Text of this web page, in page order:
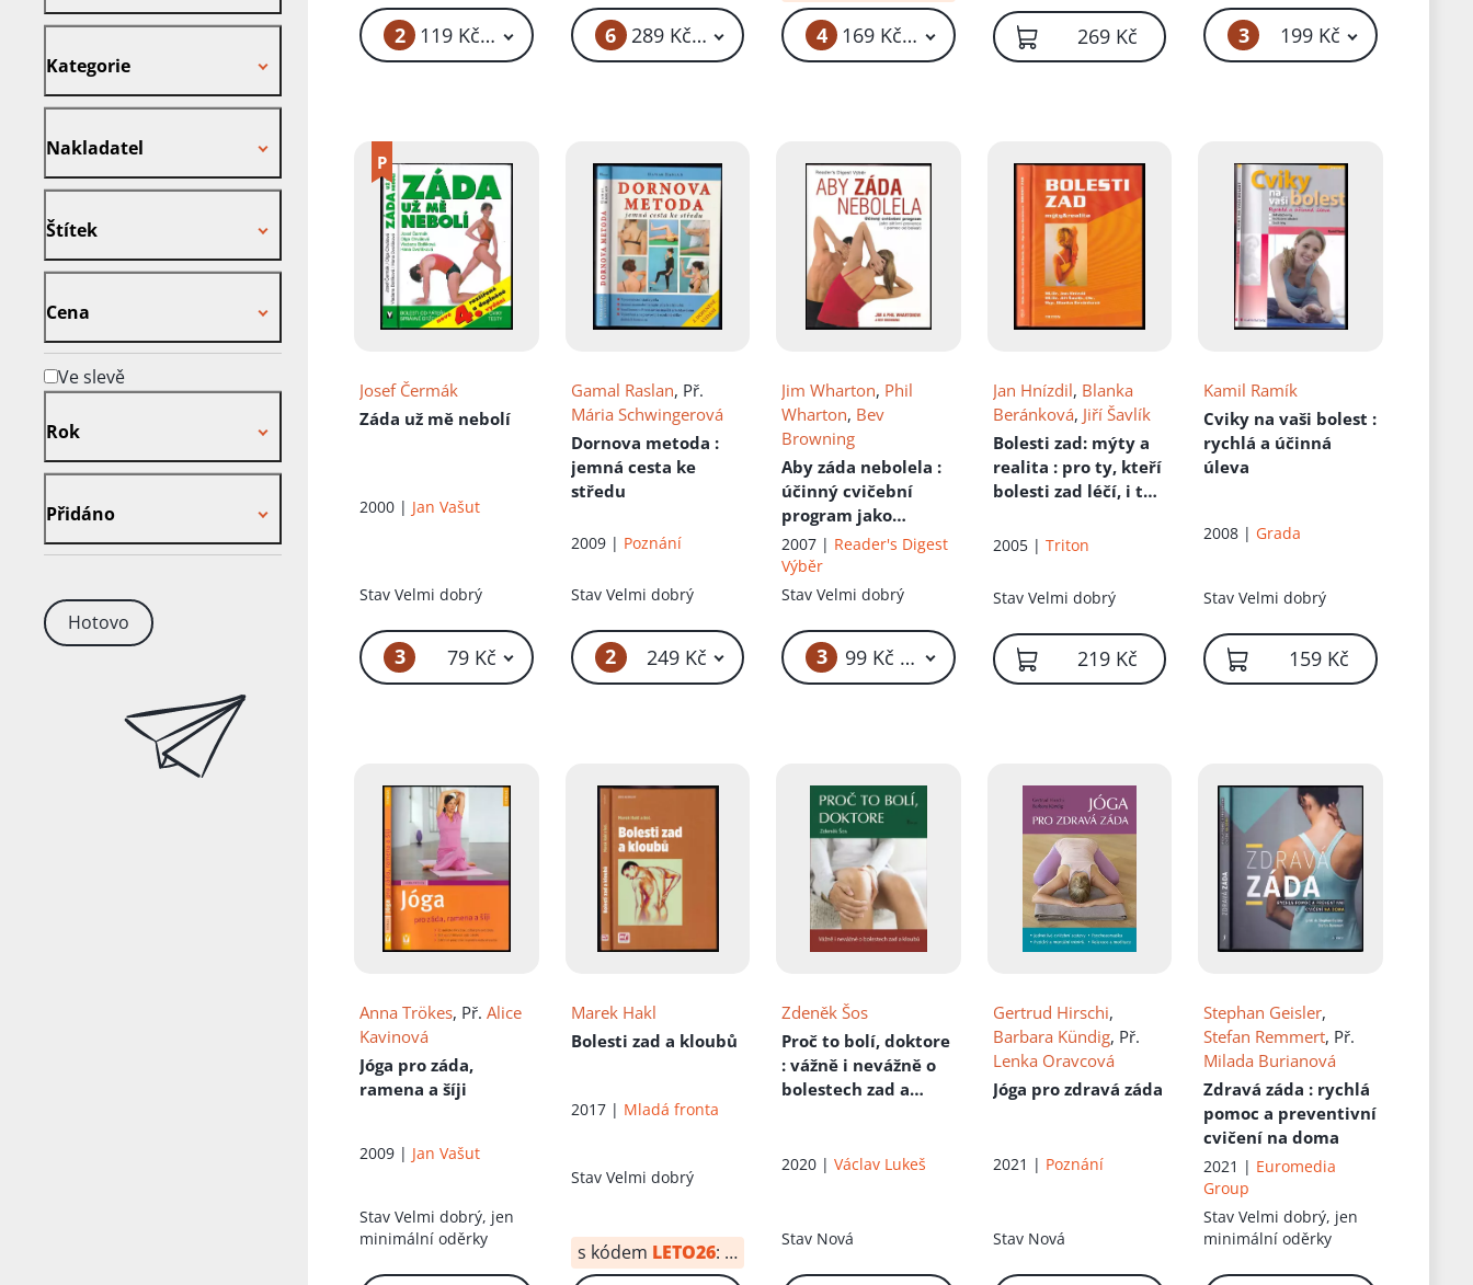
Kategorie
Nakladatel
Štítek
Cena
Ve slevě
Rok
Přidáno
Hotovo
2 119 Kč – 129 Kč 6 289 Kč – 399 Kč 4 169 Kč – 179 Kč 269 Kč 3 199 Kč
Josef Čermák
Záda už mě nebolí
2000 | Jan Vašut
StavVelmi dobrý
3 79 Kč
Gamal Raslan, Př.
Mária Schwingerová
Dornova metoda :
jemná cesta ke
středu
2009 | Poznání
Stav Velmi dobrý
2 249 Kč
Jim Wharton, Phil
Wharton, Bev
Browning
Aby záda nebolela :
účinný cvičební
program jako
aktivní prevence i
pomoc od bolesti
2007 | Reader's Digest
Výběr
StavVelmi dobrý
3 99 Kč – 119 Kč
Jan Hnízdil, Blanka
Beránková, Jiří Šavlík
Bolesti zad: mýty a
realita : pro ty, kteří
bolesti zad léčí, i ty,
2005 | Triton
Stav Velmi dobrý
219 Kč
Kamil Ramík
Cviky na vaši bolest :
rychlá a účinná
úleva
2008 | Grada
StavVelmi dobrý
159 Kč
Anna Trökes, Př.Alice
Kavinová
Jóga pro záda,
ramena a šíji
2009 | Jan Vašut
StavVelmi dobrý, jen
minimální oděrky
Marek Hakl
Bolesti zad a kloubů
2017 | Mladá fronta
Stav Velmi dobrý
s kódem LETO26: 69 Kč
Zdeněk Šos
Proč to bolí, doktore
: vážně i nevážně o
bolestech zad a
2020 |Václav Lukeš
Stav Nová
Gertrud Hirschi,
Barbara Kündig, Př.
Lenka Oravcová
Jóga pro zdravá záda
2021 | Poznání
Stav Nová
Stephan Geisler,
Stefan Remmert, Př.
Milada Burianová
Zdravá záda : rychlá
pomoc a preventivní
cvičení na doma
2021 | Euromedia
Group
StavVelmi dobrý, jen
minimální oděrky
Přidáno do košíku!